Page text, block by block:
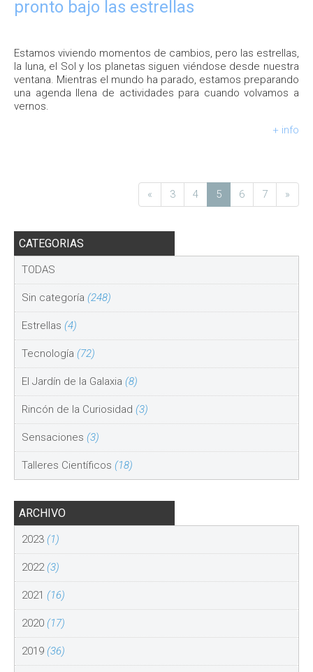
pronto bajo las estrellas
Estamos viviendo momentos de cambios, pero las estrellas,
la luna, el Sol y los planetas siguen viéndose desde nuestra
ventana. Mientras el mundo ha parado, estamos preparando
una agenda llena de actividades para cuando volvamos a
vernos.
+ info
« 3 4 5 6 7 »
CATEGORIAS
TODAS
Sin categoría (248)
Estrellas (4)
Tecnología (72)
El Jardín de la Galaxia (8)
Rincón de la Curiosidad (3)
Sensaciones (3)
Talleres Científicos (18)
ARCHIVO
2023 (1)
2022(3)
2021 (16)
2020 (17)
2019 (36)